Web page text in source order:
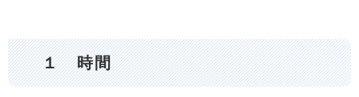
１ 時間